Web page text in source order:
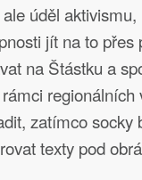
úděl
jít na to přes
na Štástku a
regionálních
zatímco socky
texty pod